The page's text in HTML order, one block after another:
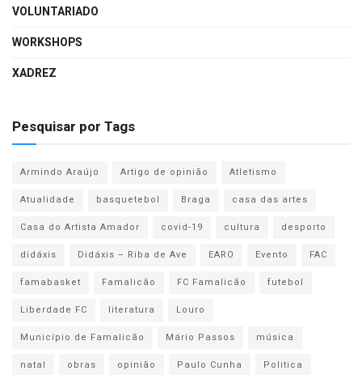
VOLUNTARIADO
WORKSHOPS
XADREZ
Pesquisar por Tags
Armindo Araújo Artigo de opinião
Atletismo
Atualidade
basquetebol Braga
casa das artes
Casa do Artista Amador
covid-19 cultura
desporto
didáxis
Didáxis – Riba de Ave EARO Evento
FAC
famabasket
Famalicão FC Famalicão
futebol
Liberdade FC
literatura
Louro
Município de Famalicão
Mário Passos
música
natal
obras opinião Paulo Cunha
Politica